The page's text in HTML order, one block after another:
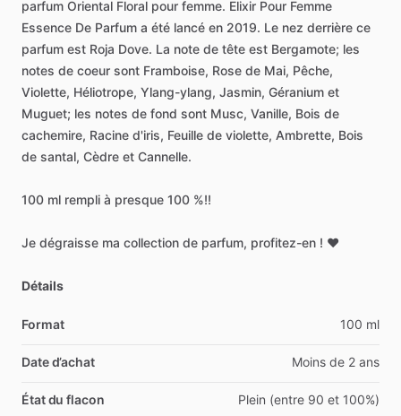
parfum Oriental Floral pour femme. Elixir Pour Femme
Essence De Parfum a été lancé en 2019. Le nez derrière ce
parfum est Roja Dove. La note de tête est Bergamote; les
notes de coeur sont Framboise, Rose de Mai, Pêche,
Violette, Héliotrope, Ylang-ylang, Jasmin, Géranium et
Muguet; les notes de fond sont Musc, Vanille, Bois de
cachemire, Racine d'iris, Feuille de violette, Ambrette, Bois
de santal, Cèdre et Cannelle.
100 ml rempli à presque 100 %!!
Je dégraisse ma collection de parfum, profitez-en ! ❤️
Détails
Format 100 ml
Date d’achat Moins de 2 ans
État du flacon Plein (entre 90 et 100%)